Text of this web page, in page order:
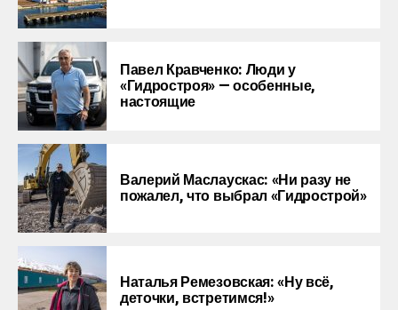
Павел Кравченко: Люди у
«Гидростроя» — особенные,
настоящие
Валерий Маслаускас: «Ни разу не
пожалел, что выбрал «Гидрострой»
Наталья Ремезовская: «Ну всё,
деточки, встретимся!»